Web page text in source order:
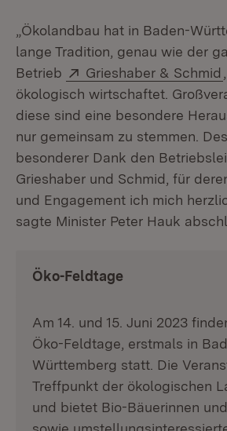
„Ökolandbau hat in Baden-
lange Tradition, genau wie der
Betrieb
Extern:
Grieshaber & Schmid
ökologisch wirtschaftet.
diese sind eine besondere
nur gemeinsam zu stemmen.
besonderer Dank den
Grieshaber und Schmid, für
und Engagement ich mich
sagte Minister Peter Hauk
Öko-Feldtage
Am 14. und 15. Juni 2023
Öko-Feldtage, erstmals in
Württemberg statt. Die
Treffpunkt der ökologischen
und bietet Bio-Bäuerinnen